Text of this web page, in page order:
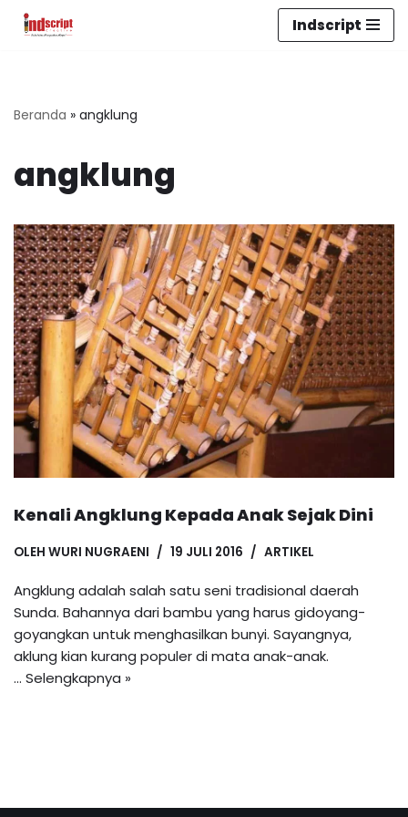
Indscript
Beranda » angklung
angklung
Kenali Angklung Kepada Anak Sejak Dini
OLEH WURI NUGRAENI 19 JULI 2016 ARTIKEL
Angklung adalah salah satu seni tradisional daerah
Sunda. Bahannya dari bambu yang harus gidoyang-
goyangkan untuk menghasilkan bunyi. Sayangnya,
aklung kian kurang populer di mata anak-anak.
… Selengkapnya »